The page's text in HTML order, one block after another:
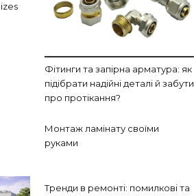
Фітинги та запірна арматура: як
підібрати надійні деталі й забути
про протікання?
Монтаж ламінату своїми
руками
Тренди в ремонті: помилкові та